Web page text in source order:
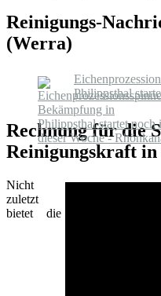
Reinigungs-
(Werra)
Philippsthal
Rechnung für die
Reinigungskraft
Nicht
zuletzt
bietet die